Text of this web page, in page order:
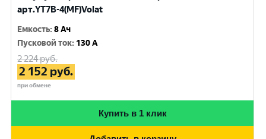
арт.YT7B-4(MF)Volat
Емкость:8 Ач
Пусковой ток: 130 A
2 224руб.
2 152 руб.
при обмене
Купить в 1 клик